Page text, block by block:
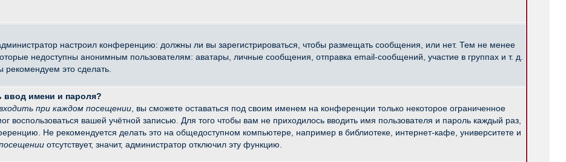
настроил конференцию: должны ли вы зарегистрироваться, чтобы размещать сообщения, или нет. Тем не менее
недоступны анонимным пользователям: аватары, личные сообщения, отправка email-сообщений, участие в группах и т. д.
рекомендуем это сделать.
ввод имени и пароля?
при каждом посещении , вы сможете оставаться под своим именем на конференции только некоторое ограниченное
воспользоваться вашей учётной записью. Для того чтобы вам не приходилось вводить имя пользователя и пароль каждый раз,
Не рекомендуется делать это на общедоступном компьютере, например в библиотеке, интернет-кафе, университете и
отсутствует, значит, администратор отключил эту функцию.